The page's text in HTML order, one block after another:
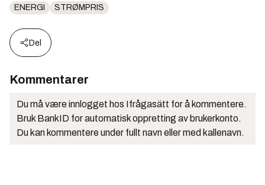
ENERGI STRØMPRIS
Del
Kommentarer
Du må være innlogget hos Ifrågasätt for å kommentere.
Bruk BankID for automatisk oppretting av brukerkonto.
Du kan kommentere under fullt navn eller med kallenavn.